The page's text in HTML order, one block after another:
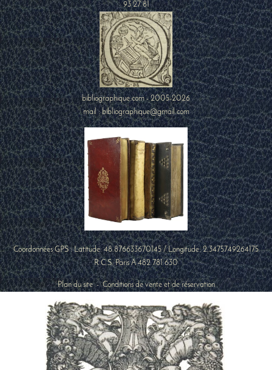
93 27 81
bibliographique.com - 2005-2026
mail : bibliographique@gmail.com
Coordonnées GPS : Latitude:48.876633670145/ Longitude:2.3475749264175
R.C.S. Paris A 482 781 630
Plan du site-Conditions de vente et de réservation